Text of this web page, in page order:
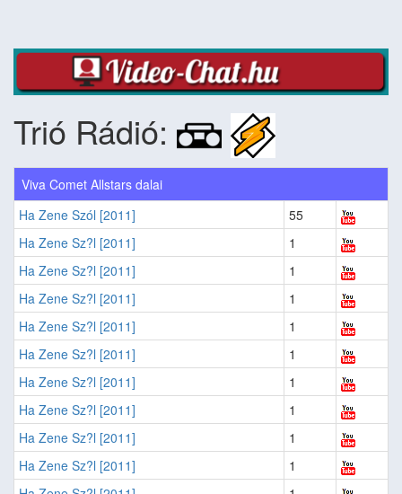
Trió Rádió:
Viva Comet Allstars dalai
Ha Zene Szól [2011]
55
Ha Zene Sz?l [2011]
1
Ha Zene Sz?l [2011]
1
Ha Zene Sz?l [2011]
1
Ha Zene Sz?l [2011]
1
Ha Zene Sz?l [2011]
1
Ha Zene Sz?l [2011]
1
Ha Zene Sz?l [2011]
1
Ha Zene Sz?l [2011]
1
Ha Zene Sz?l [2011]
1